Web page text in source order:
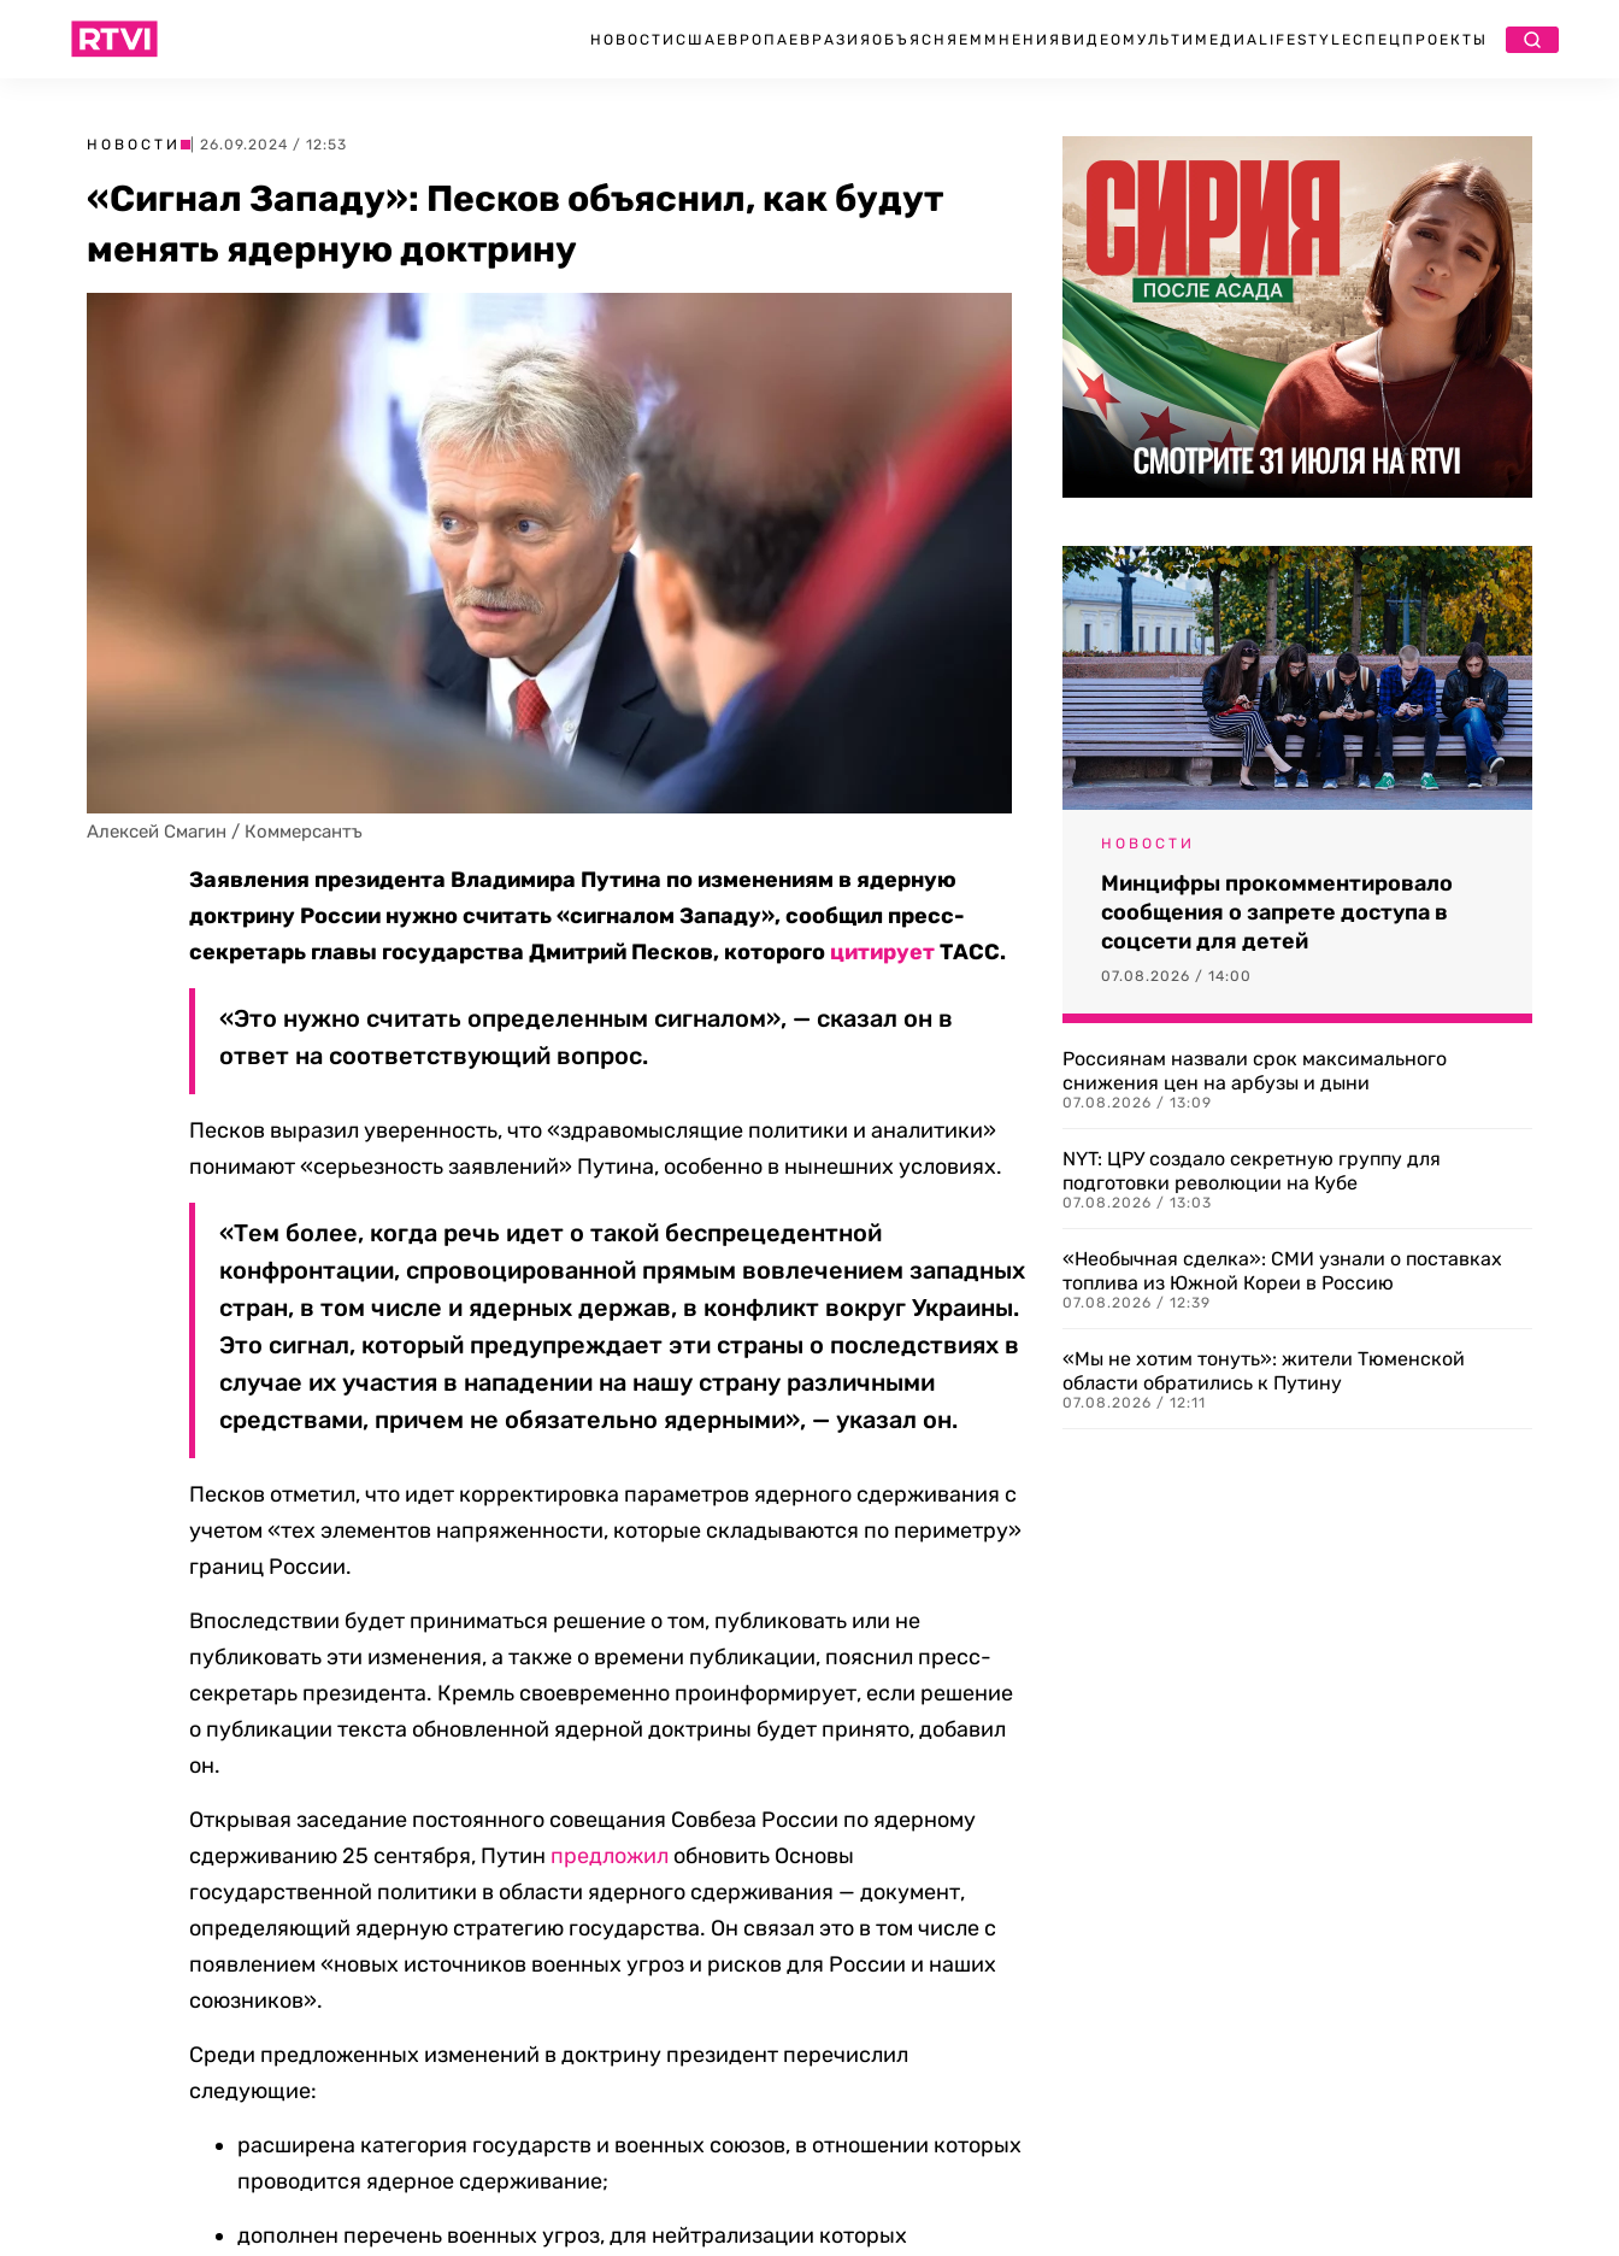
НОВОСТИ США ЕВРОПА ЕВРАЗИЯ ОБЪЯСНЯЕМ МНЕНИЯ ВИДЕО МУЛЬТИМЕДИА LIFESTYLEСПЕЦПРОЕКТЫ
НОВОСТИ | 26.09.2024 / 12:53
«Сигнал Западу»: Песков объяснил, как будут
менять ядерную доктрину
Алексей Смагин / Коммерсантъ
Заявления президента Владимира Путина по изменениям в ядерную
доктрину России нужно считать «сигналом Западу», сообщил пресс-
секретарь главы государства Дмитрий Песков, которого цитируетТАСС.
«Это нужно считать определенным сигналом», — сказал он в
ответ на соответствующий вопрос.
Песков выразил уверенность, что «здравомыслящие политики и аналитики»
понимают «серьезность заявлений» Путина, особенно в нынешних условиях.
«Тем более, когда речь идет о такой беспрецедентной
конфронтации, спровоцированной прямым вовлечением западных
стран, в том числе и ядерных держав, в конфликт вокруг Украины.
Это сигнал, который предупреждает эти страны о последствиях в
случае их участия в нападении на нашу страну различными
средствами, причем не обязательно ядерными», — указал он.
Песков отметил, что идет корректировка параметров ядерного сдерживания с
учетом «тех элементов напряженности, которые складываются по периметру»
границ России.
Впоследствии будет приниматься решение о том, публиковать или не
публиковать эти изменения, а также о времени публикации, пояснил пресс-
секретарь президента. Кремль своевременно проинформирует, если решение
о публикации текста обновленной ядерной доктрины будет принято, добавил
он.
Открывая заседание постоянного совещания Совбеза России по ядерному
сдерживанию 25 сентября, Путин предложил обновить Основы
государственной политики в области ядерного сдерживания — документ,
определяющий ядерную стратегию государства. Он связал это в том числе с
появлением «новых источников военных угроз и рисков для России и наших
союзников».
Среди предложенных изменений в доктрину президент перечислил
следующие:
расширена категория государств и военных союзов, в отношении которых
проводится ядерное сдерживание;
дополнен перечень военных угроз, для нейтрализации которых
НОВОСТИ
Минцифры прокомментировало
сообщения о запрете доступа в
соцсети для детей
07.08.2026 / 14:00
Россиянам назвали срок максимального
снижения цен на арбузы и дыни
07.08.2026 / 13:09
NYT: ЦРУ создало секретную группу для
подготовки революции на Кубе
07.08.2026 / 13:03
«Необычная сделка»: СМИ узнали о поставках
топлива из Южной Кореи в Россию
07.08.2026 / 12:39
«Мы не хотим тонуть»: жители Тюменской
области обратились к Путину
07.08.2026 / 12:11